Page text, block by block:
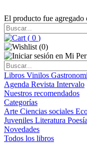
El producto fue agregado
( 0 )
(0)
Libros Vinilos
Agenda Revista Intervalo
Nuestros recomendados
Categorías
Arte Ciencias sociales
Juveniles Literatura Poesía
Novedades
Todos los libros